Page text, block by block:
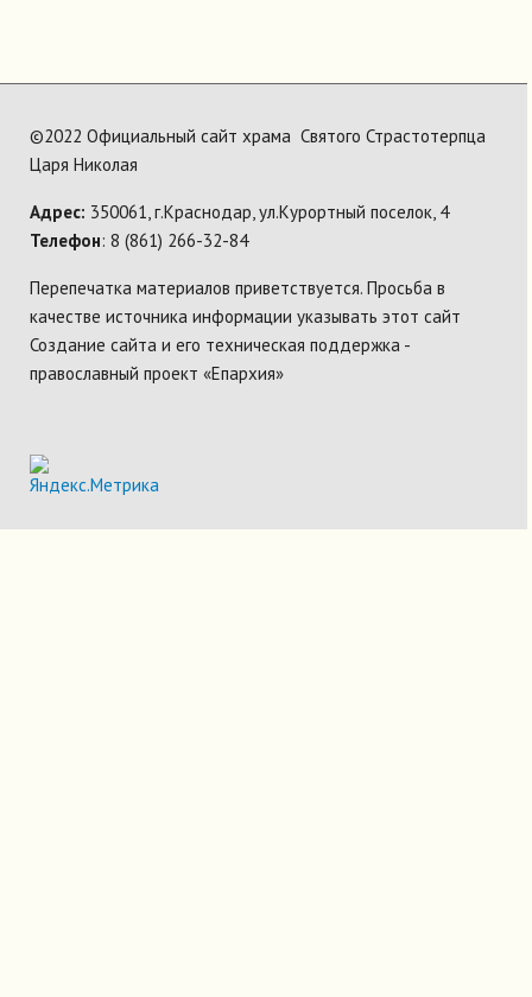
©2022 Официальный сайт храма Святого Страстотерпца
Царя Николая
Адрес: 350061, г.Краснодар, ул.Курортный поселок, 4
Телефон: 8 (861) 266-32-84
Перепечатка материалов приветствуется. Просьба в
качестве источника информации указывать этот сайт
Создание сайта и его техническая поддержка -
православный проект «Епархия»